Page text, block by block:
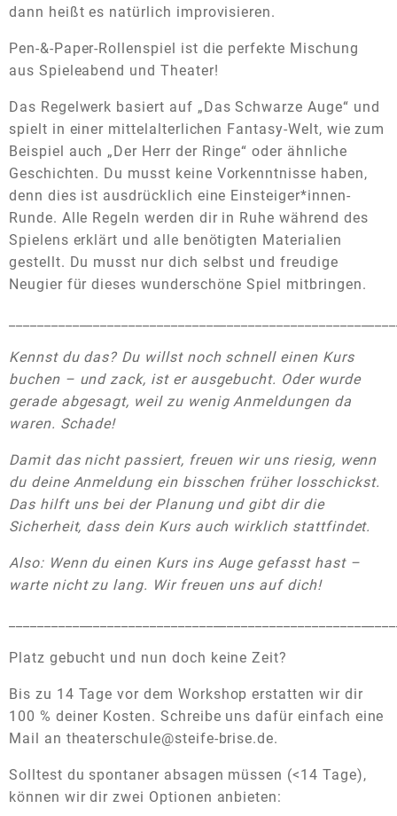
dann heißt es natürlich improvisieren.
Pen-&-Paper-Rollenspiel ist die perfekte Mischung
aus Spieleabend und Theater!
Das Regelwerk basiert auf „Das Schwarze Auge“ und
spielt in einer mittelalterlichen Fantasy-Welt, wie zum
Beispiel auch „Der Herr der Ringe“ oder ähnliche
Geschichten. Du musst keine Vorkenntnisse haben,
denn dies ist ausdrücklich eine Einsteiger*innen-
Runde. Alle Regeln werden dir in Ruhe während des
Spielens erklärt und alle benötigten Materialien
gestellt. Du musst nur dich selbst und freudige
Neugier für dieses wunderschöne Spiel mitbringen.
Kennst du das? Du willst noch schnell einen Kurs
buchen – und zack, ist er ausgebucht. Oder wurde
gerade abgesagt, weil zu wenig Anmeldungen da
waren. Schade!
Damit das nicht passiert, freuen wir uns riesig, wenn
du deine Anmeldung ein bisschen früher losschickst.
Das hilft uns bei der Planung und gibt dir die
Sicherheit, dass dein Kurs auch wirklich stattfindet.
Also: Wenn du einen Kurs ins Auge gefasst hast –
warte nicht zu lang. Wir freuen uns auf dich!
Platz gebucht und nun doch keine Zeit?
Bis zu 14 Tage vor dem Workshop erstatten wir dir
100 % deiner Kosten. Schreibe uns dafür einfach eine
Mail an theaterschule@steife-brise.de.
Solltest du spontaner absagen müssen (<14 Tage),
können wir dir zwei Optionen anbieten: